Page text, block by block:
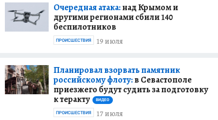
Очередная атака:над Крымом и
другими регионами сбили 140
беспилотников
19 июля
ПРОИСШЕСТВИЯ
Планировал взорвать памятник
российскому флоту:в Севастополе
приезжего будут судить за подготовку
к теракту
ВИДЕО
17 июля
ПРОИСШЕСТВИЯ